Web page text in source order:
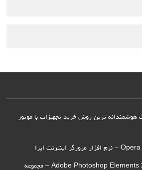
هوشمندانه ترین روش خرید تجهیزات با موتور
دانلود Adobe Photoshop Elements 2026 v26.2.0.2 – مجموعه